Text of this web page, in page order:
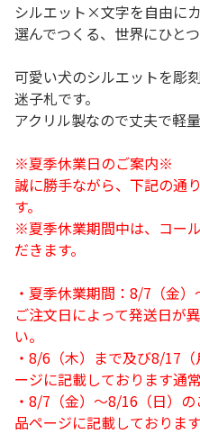
シルエット×文字を自由に
選んでつくる、世界にひと
可愛い犬のシルエットを彫
迷子札です。
アクリル製なので丈夫で軽
※夏季休業日のご案内※
誠に勝手ながら、下記の通
す。
※夏季休業期間中は、コー
だきます。
・夏季休業期間：8/7（金）
ご注文日によって発送日が
い。
・8/6（木）まで及び8/17
ージに記載しております通
・8/7（金）～8/16（日）
品ページに記載しておりま